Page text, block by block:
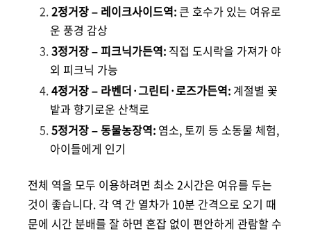
2정거장 – 레이크사이드역:큰 호수가 있는 여유로
운 풍경 감상
3정거장 – 피크닉가든역: 직접 도시락을 가져가 야
외 피크닉 가능
4정거장 – 라벤더·그린티·로즈가든역: 계절별 꽃
밭과 향기로운 산책로
5정거장 – 동물농장역: 염소, 토끼 등 소동물 체험,
아이들에게 인기
전체 역을 모두 이용하려면 최소 2시간은 여유를 두는
것이 좋습니다. 각 역 간 열차가 10분 간격으로 오기 때
문에 시간 분배를 잘 하면 혼잡 없이 편안하게 관람할 수